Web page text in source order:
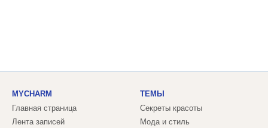
MYCHARM
Главная страница
Лента записей
ТЕМЫ
Секреты красоты
Мода и стиль